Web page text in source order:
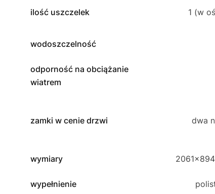
ilość uszczelek 1 (w
wodoszczelność
odporność na obciążanie
wiatrem
zamki w cenie drzwi dwa
wymiary
wypełnienie